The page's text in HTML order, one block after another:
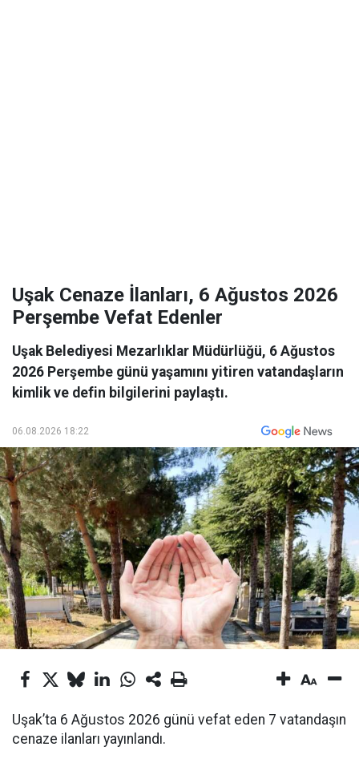
Uşak Cenaze İlanları, 6 Ağustos 2026
Perşembe Vefat Edenler
Uşak Belediyesi Mezarlıklar Müdürlüğü, 6 Ağustos
2026 Perşembe günü yaşamını yitiren vatandaşların
kimlik ve defin bilgilerini paylaştı.
06.08.2026 18:22
Uşak’ta 6 Ağustos 2026 günü vefat eden 7 vatandaşın
cenaze ilanları yayınlandı.